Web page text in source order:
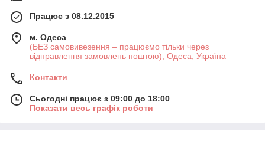
Працює з 08.12.2015
м. Одеса
(БЕЗ самовивезення – працюємо тільки через
відправлення замовлень поштою), Одеса, Україна
Контакти
Сьогодні працює з 09:00 до 18:00
Показати весь графік роботи